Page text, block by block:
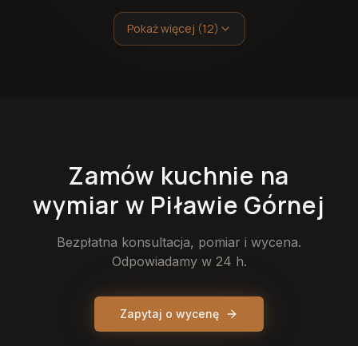
Pokaż więcej (12)
Zamów kuchnie na
wymiar w Piławie Górnej
Bezpłatna konsultacja, pomiar i wycena.
Odpowiadamy w 24 h.
Zapytaj o wycenę